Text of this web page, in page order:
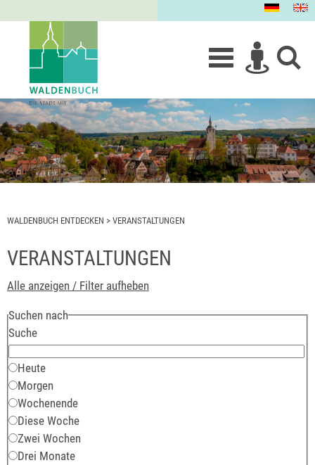
WALDENBUCH ENTDECKEN > VERANSTALTUNGEN
VERANSTALTUNGEN
Alle anzeigen / Filter aufheben
Suchen nach
Suche
Heute
Morgen
Wochenende
Diese Woche
Zwei Wochen
Drei Monate